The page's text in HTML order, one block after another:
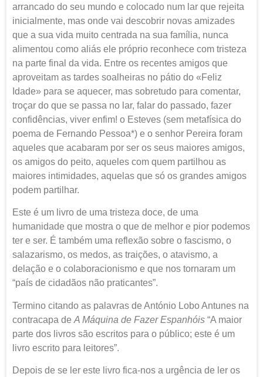
arrancado do seu mundo e colocado num lar que rejeita
inicialmente, mas onde vai descobrir novas amizades
que a sua vida muito centrada na sua família, nunca
alimentou como aliás ele próprio reconhece com tristeza
na parte final da vida. Entre os recentes amigos que
aproveitam as tardes soalheiras no pátio do «Feliz
Idade» para se aquecer, mas sobretudo para comentar,
troçar do que se passa no lar, falar do passado, fazer
confidências, viver enfim! o Esteves (sem metafísica do
poema de Fernando Pessoa*) e o senhor Pereira foram
aqueles que acabaram por ser os seus maiores amigos,
os amigos do peito, aqueles com quem partilhou as
maiores intimidades, aquelas que só os grandes amigos
podem partilhar.
Este é um livro de uma tristeza doce, de uma
humanidade que mostra o que de melhor e pior podemos
ter e ser. É também uma reflexão sobre o fascismo, o
salazarismo, os medos, as traições, o atavismo, a
delação e o colaboracionismo e que nos tornaram um
“país de cidadãos não praticantes”.
Termino citando as palavras de António Lobo Antunes na
contracapa de A Máquina de Fazer Espanhóis “A maior
parte dos livros são escritos para o público; este é um
livro escrito para leitores”.
Depois de se ler este livro fica-nos a urgência de ler os